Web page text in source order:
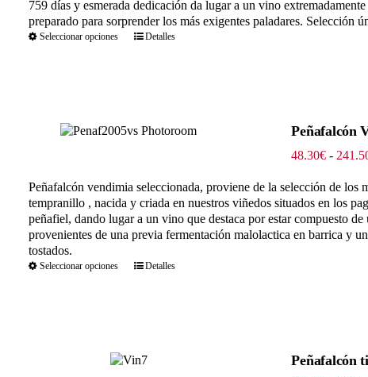
759 días y esmerada dedicación da lugar a un vino
preparado para sorprender los más exigentes paladares. Selección
Seleccionar opciones Detalles
Peñafalcón
48.30€ -
Peñafalcón vendimia seleccionada, proviene de la selección de
tempranillo , nacida y criada en nuestros viñedos situados en los
peñafiel, dando lugar a un vino que destaca por estar compuesto
provenientes de una previa fermentación malolactica en barrica y
tostados.
Seleccionar opciones Detalles
Peñafalcón